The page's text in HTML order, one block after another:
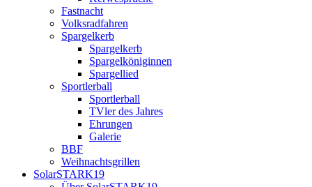
Fastnacht
Volksradfahren
Spargelkerb
Spargelkerb
Spargelköniginnen
Spargellied
Sportlerball
Sportlerball
TVler des Jahres
Ehrungen
Galerie
BBF
Weihnachtsgrillen
SolarSTARK19